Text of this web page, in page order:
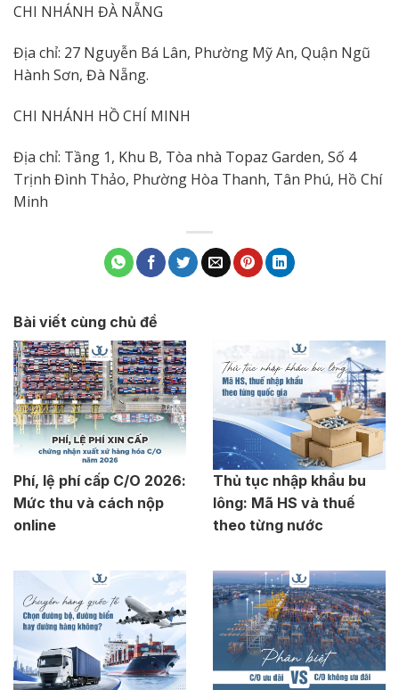
CHI NHÁNH ĐÀ NẴNG
Địa chỉ: 27 Nguyễn Bá Lân, Phường Mỹ An, Quận Ngũ
Hành Sơn, Đà Nẵng.
CHI NHÁNH HỒ CHÍ MINH
Địa chỉ: Tầng 1, Khu B, Tòa nhà Topaz Garden, Số 4
Trịnh Đình Thảo, Phường Hòa Thanh, Tân Phú, Hồ Chí
Minh
Bài viết cùng chủ đề
Phí, lệ phí cấp C/O 2026:
Mức thu và cách nộp
online
Thủ tục nhập khẩu bu
lông: Mã HS và thuế
theo từng nước